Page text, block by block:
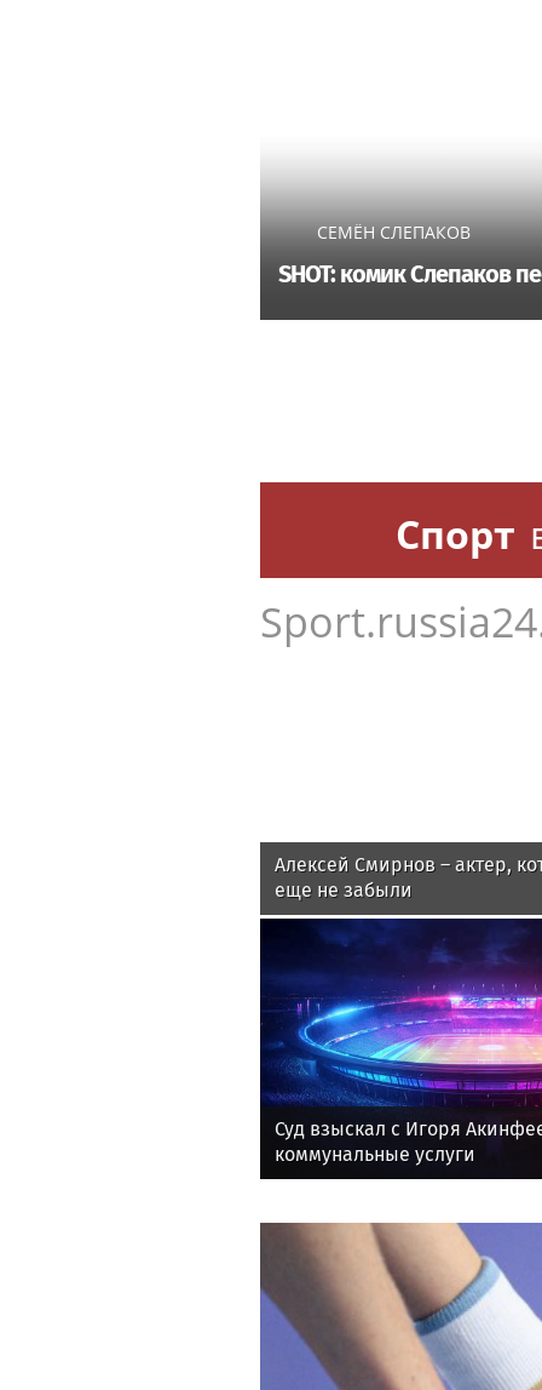
СЕМЁН СЛЕПАКОВ
SHOT: комик Слепаков
Спорт
Алексей Смирнов – актер,
еще не забыли
Суд взыскал с Игоря
коммунальные услуги